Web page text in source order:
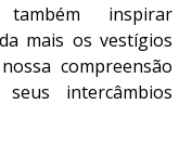
inspirar
mais os vestígios
compreensão
intercâmbios